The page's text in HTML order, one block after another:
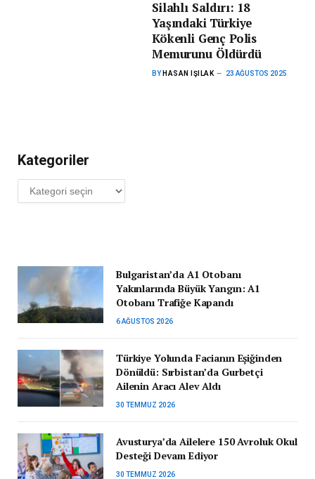
Silahlı Saldırı: 18
Yaşındaki Türkiye
Kökenli Genç Polis
Memurunu Öldürdü
BY HASAN IŞILAK 23 AĞUSTOS 2025
Kategoriler
Kategoriler
Bulgaristan’da A1 Otobanı
Yakınlarında Büyük Yangın: A1
Otobanı Trafiğe Kapandı
6 AĞUSTOS 2026
Türkiye Yolunda Facianın Eşiğinden
Dönüldü: Sırbistan’da Gurbetçi
Ailenin Aracı Alev Aldı
30 TEMMUZ 2026
Avusturya’da Ailelere 150 Avroluk Okul
Desteği Devam Ediyor
30 TEMMUZ 2026